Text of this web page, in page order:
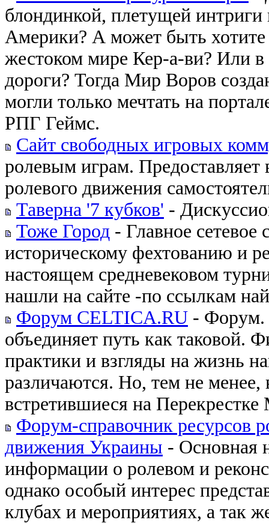
блондинкой, плетущей
Америки? А может быть
жестоком мире Кер-а-ви? Или
дороги? Тогда Мир Воров
могли только мечтать на
РПГ Геймс.
Сайт свободных игровых
ролевым играм.
ролевого движения
Таверна '7 кубков' -
Тоже Город - Главное сетевое
историческому фехтованию и
настоящем средневековом
нашли на сайте -по ссылкам
Форум CELTICA.RU - Форум.
объединяет путь как таковой.
практики и взгляды на жизнь
различаются. Но, тем не
встретившиеся на
Форум-справочник ресурсов
движения Украины - Основная
информации о ролевом и
однако особый интерес
клубах и мероприятиях, а так